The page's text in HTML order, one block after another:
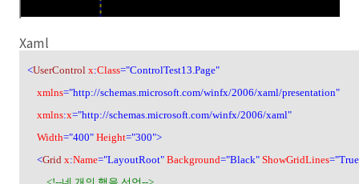
Xaml
<UserControl x:Class="ControlTest13.Page"
xmlns="http://schemas.microsoft.com/winfx/2006/xaml/presentation"
xmlns:x="http://schemas.microsoft.com/winfx/2006/xaml"
Width="400" Height="300">
<Grid x:Name="LayoutRoot" Background="Black" ShowGridLines
<!--네 개의 행을 선언-->